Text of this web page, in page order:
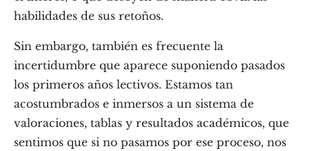
habilidades de sus retoños.
Sin embargo, también es frecuente la
incertidumbre que aparece suponiendo pasados
los primeros años lectivos. Estamos tan
acostumbrados e inmersos a un sistema de
valoraciones, tablas y resultados académicos, que
sentimos que si no pasamos por ese proceso, nos